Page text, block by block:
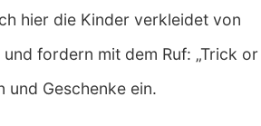
hier die Kinder verkleidet von
fordern mit dem Ruf: „Trick or
und Geschenke ein.